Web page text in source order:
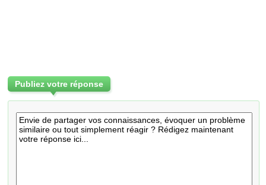
Publiez votre réponse